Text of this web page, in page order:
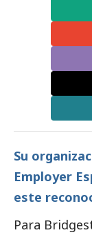
Su
Employer
este
Para